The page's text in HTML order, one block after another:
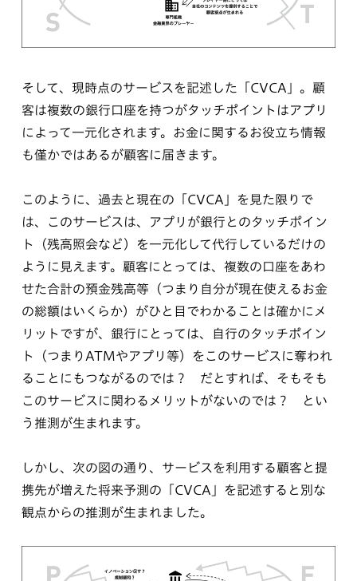
そして、現時点のサービスを記述した「CVCA」。顧
客は複数の銀行口座を持つがタッチポイントはアプリ
によって一元化されます。お金に関するお役立ち情報
も僅かではあるが顧客に届きます。
このように、過去と現在の「CVCA」を見た限りで
は、このサービスは、アプリが銀行とのタッチポイン
ト（残高照会など）を一元化して代行しているだけの
ように見えます。顧客にとっては、複数の口座をあわ
せた合計の預金残高等（つまり自分が現在使えるお金
の総額はいくらか）がひと目でわかることは確かにメ
リットですが、銀行にとっては、自行のタッチポイン
ト（つまりATMやアプリ等）をこのサービスに奪われ
ることにもつながるのでは？ だとすれば、そもそも
このサービスに関わるメリットがないのでは？ とい
う推測が生まれます。
しかし、次の図の通り、サービスを利用する顧客と提
携先が増えた将来予測の「CVCA」を記述すると別な
観点からの推測が生まれました。